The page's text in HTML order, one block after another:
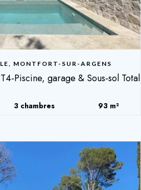
MONTFORT-SUR-ARGENS
Piscine, garage & Sous-sol Total
3 chambres 93 m²